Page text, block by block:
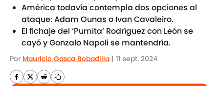
América todavía contempla dos opciones al
ataque: Adam Ounas o Ivan Cavaleiro.
El fichaje del ‘Pumita’ Rodríguez con León se
cayó y Gonzalo Napoli se mantendría.
Por Mauricio Gasca Bobadilla | 11 sept. 2024